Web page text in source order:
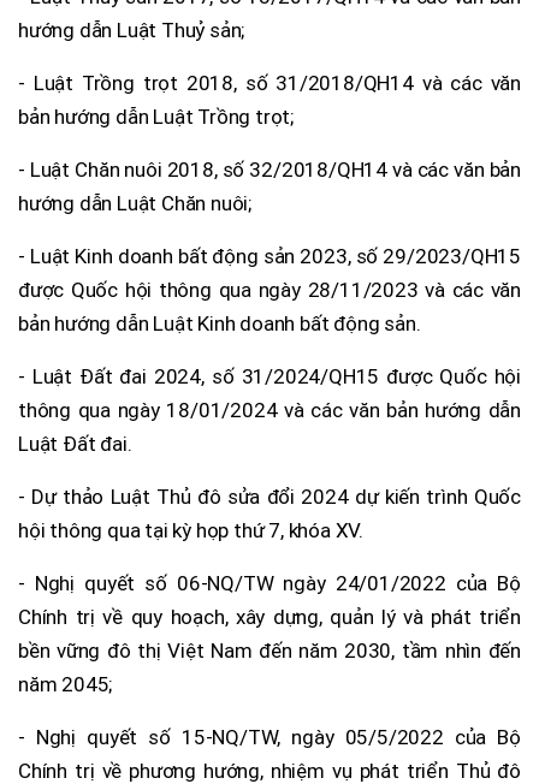
hướng dẫn Luật Thuỷ sản;
- Luật Trồng trọt 2018, số 31/2018/QH14 và các văn
bản hướng dẫn Luật Trồng trọt;
- Luật Chăn nuôi 2018, số 32/2018/QH14 và các văn bản
hướng dẫn Luật Chăn nuôi;
- Luật Kinh doanh bất động sản 2023, số 29/2023/QH15
được Quốc hội thông qua ngày 28/11/2023 và các văn
bản hướng dẫn Luật Kinh doanh bất động sản.
- Luật Đất đai 2024, số 31/2024/QH15 được Quốc hội
thông qua ngày 18/01/2024 và các văn bản hướng dẫn
Luật Đất đai.
- Dự thảo Luật Thủ đô sửa đổi 2024 dự kiến trình Quốc
hội thông qua tại kỳ họp thứ 7, khóa XV.
- Nghị quyết số 06-NQ/TW ngày 24/01/2022 của Bộ
Chính trị về quy hoạch, xây dựng, quản lý và phát triển
bền vững đô thị Việt Nam đến năm 2030, tầm nhìn đến
năm 2045;
- Nghị quyết số 15-NQ/TW, ngày 05/5/2022 của Bộ
Chính trị về phương hướng, nhiệm vụ phát triển Thủ đô